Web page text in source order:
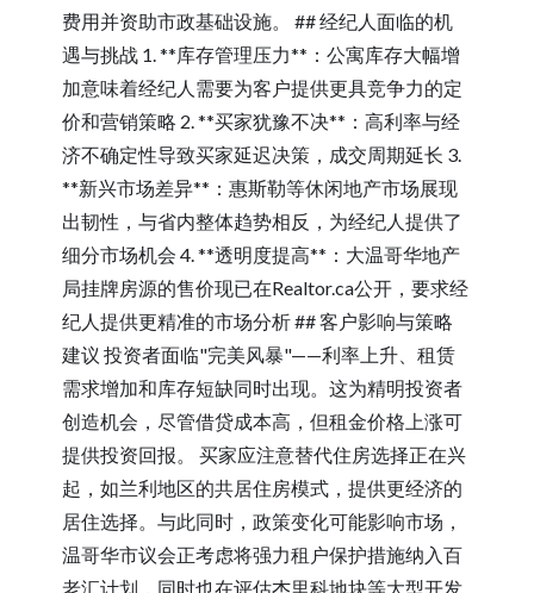
费用并资助市政基础设施。 ## 经纪人面临的机
遇与挑战 1. **库存管理压力**：公寓库存大幅增
加意味着经纪人需要为客户提供更具竞争力的定
价和营销策略 2. **买家犹豫不决**：高利率与经
济不确定性导致买家延迟决策，成交周期延长 3.
**新兴市场差异**：惠斯勒等休闲地产市场展现
出韧性，与省内整体趋势相反，为经纪人提供了
细分市场机会 4. **透明度提高**：大温哥华地产
局挂牌房源的售价现已在Realtor.ca公开，要求经
纪人提供更精准的市场分析 ## 客户影响与策略
建议 投资者面临"完美风暴"——利率上升、租赁
需求增加和库存短缺同时出现。这为精明投资者
创造机会，尽管借贷成本高，但租金价格上涨可
提供投资回报。 买家应注意替代住房选择正在兴
起，如兰利地区的共居住房模式，提供更经济的
居住选择。与此同时，政策变化可能影响市场，
温哥华市议会正考虑将强力租户保护措施纳入百
老汇计划，同时也在评估杰里科地块等大型开发